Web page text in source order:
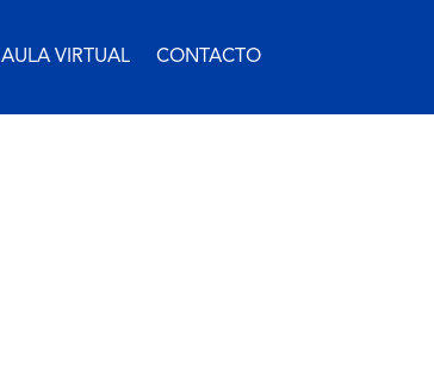
AULA VIRTUAL CONTACTO